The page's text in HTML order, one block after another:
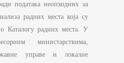
података неопходних за
радних места која су
Каталогу радних места. У
министарствима,
управе и локалне